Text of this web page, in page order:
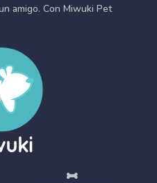
amigo. Con Miwuki Pet